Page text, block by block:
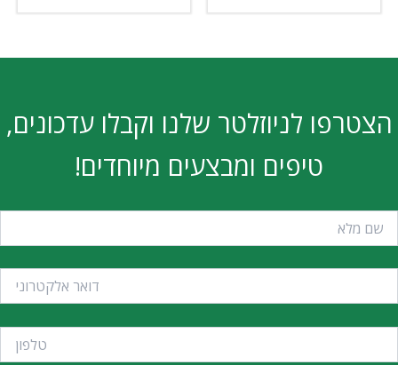
לניוזלטר שלנו וקבלו עדכונים,
טיפים ומבצעים מיוחדים!